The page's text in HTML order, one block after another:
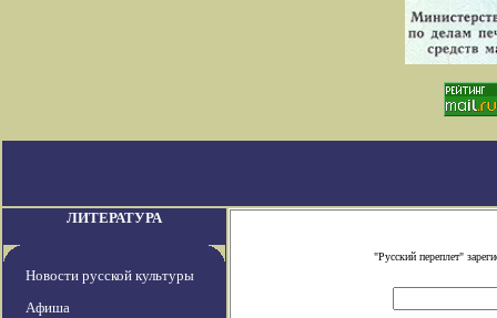
ЛИТЕРАТУРА
Новости русской культуры
Афиша
"Русский переплет"